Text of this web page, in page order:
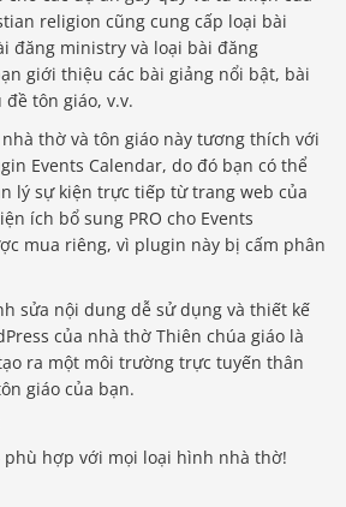
religion cũng cung cấp loại bài
đăng ministry và loại bài đăng
giới thiệu các bài giảng nổi bật, bài
tôn giáo, v.v.
nhà thờ và tôn giáo này tương thích với
Events Calendar, do đó bạn có thể
lý sự kiện trực tiếp từ trang web của
ích bổ sung PRO cho Events
mua riêng, vì plugin này bị cấm phân
sửa nội dung dễ sử dụng và thiết kế
của nhà thờ Thiên chúa giáo là
ra một môi trường trực tuyến thân
giáo của bạn.
phù hợp với mọi loại hình nhà thờ!